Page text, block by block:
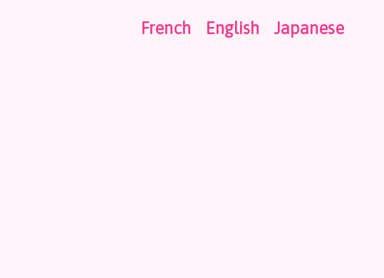
French English Japanese